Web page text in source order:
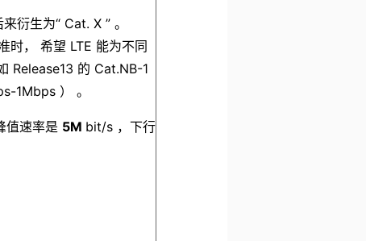
衍生为“ Cat.X”。
时，希望 LTE 能为不同
Release13 的 Cat.NB-1
1Mbps ）。
值速率是 5M bit/s ，下行